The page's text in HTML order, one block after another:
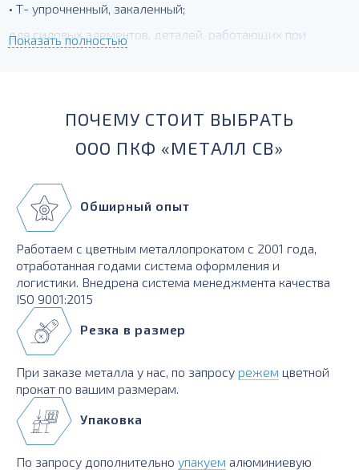
• Т- упрочненный, закаленный;
для силовых элементов, деталей, работающих при
температурах до -230 град.
Показать полностью
ПОЧЕМУ СТОИТ ВЫБРАТЬ
ООО ПКФ «МЕТАЛЛ СВ»
Обширный опыт
Работаем с цветным металлопрокатом с 2001 года,
отработанная годами система оформления и
логистики. Внедрена система менеджмента качества
ISO 9001:2015
Резка в размер
При заказе металла у нас, по запросу режем цветной
прокат по вашим размерам.
Упаковка
По запросу дополнительно упакуем алюминиевую